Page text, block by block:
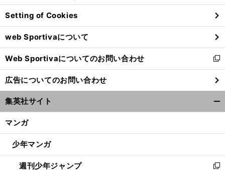
ン
ド
ウ
で
開
く
Setting of Cookies
web Sportivaについて
Web Sportivaについてのお問い合わせ
新
し
い
ウ
ィ
ン
ウ
開
く
広告についてのお問い合わせ
集英社サイト
マンガ
少年マンガ
週刊少年ジャンプ
新